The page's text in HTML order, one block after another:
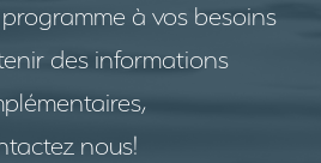
à vos besoins
des informations
nous!